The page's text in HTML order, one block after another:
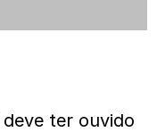
ter ouvido